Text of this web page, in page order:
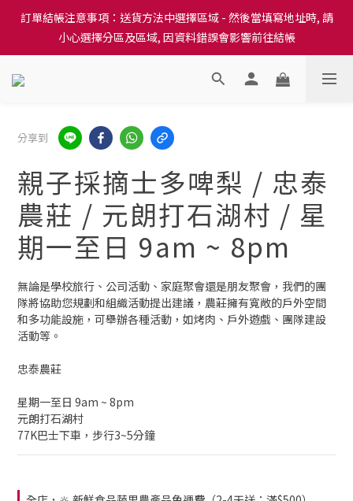
訂單結帳注意事項：送貨方法中選擇區域 - 然後當填寫地址時, 請
小心選擇分區及區域, 因資料錯誤會影響前往結帳
訂單結帳注意事項：送貨方法中選擇區域 - 然後當填寫地址時, 請
小心選擇分區及區域, 因資料錯誤會影響前往結帳
隆重推出本地培育田香雞、金棠雞、粵皇鷄及平原雞等，想食靚雞
訂單結帳注意事項：送貨方法中選擇區域 - 然後當填寫地址時, 請
小心選擇分區及區域, 因資料錯誤會影響前往結帳
分享到
親子採摘士多啤梨 / 忠泰
農莊 / 元朗打石湖村 / 星
期一至日 9am ~ 8pm
無論是學校旅行、公司活動、家庭聚會還是朋友聚會，我們的團
隊將協助您規劃和組織活動提出建議，農莊擁有寬敞的戶外空間
和多功能設施，可舉辦各種活動，如烤肉、戶外遊戲、團隊建設
活動等。
忠泰農莊
星期一至日 9am ~ 8pm
元朗打石湖村
77K巴士下車，步行3~5分鐘